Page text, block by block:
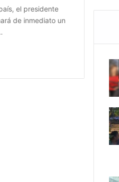
el presidente
de inmediato un